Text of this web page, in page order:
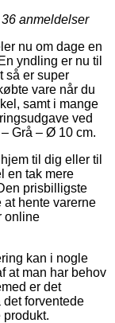
36 anmeldelser
nu om dage en
yndling er nu til
så er super
vare når du
samt i mange
ved
Grå – Ø 10 cm.
til dig eller til
en tak mere
prisbilligste
hente varerne
online
kan i nogle
at man har behov
er det
forventede
produkt.